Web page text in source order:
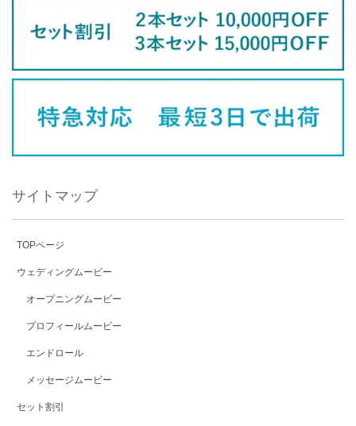
サイトマップ
TOPページ
ウェディングムービー
オープニングムービー
プロフィールムービー
エンドロール
メッセージムービー
セット割引